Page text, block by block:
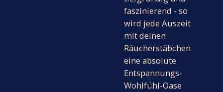
faszinierend - so
wird jede Auszeit
mit deinen
Räucherstäbchen
eine absolute
Entspannungs-
Wohlfühl-Oase